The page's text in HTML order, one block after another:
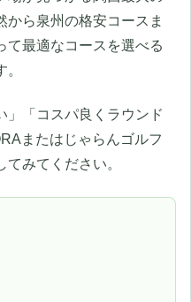
から泉州の格安コースま
て最適なコースを選べる
」「コスパ良くラウンド
またはじゃらんゴルフ
みてください。